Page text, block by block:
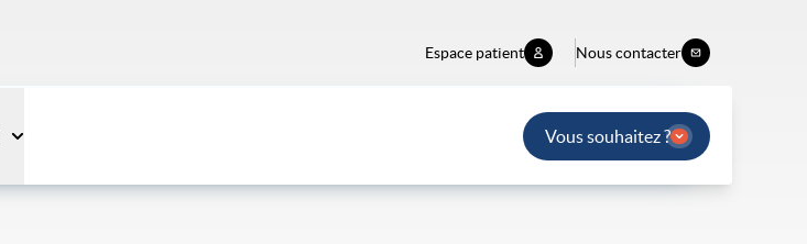
Espace patient Nous contacter
Vous souhaitez ?